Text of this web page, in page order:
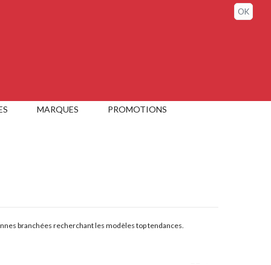
MARQUES PROMOTIONS
OK
branchées recherchant les modèles top tendances.